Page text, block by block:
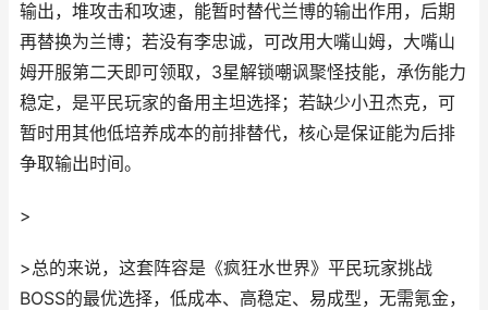
输出，堆攻击和攻速，能暂时替代兰博的输出作用，后期
再替换为兰博；若没有李忠诚，可改用大嘴山姆，大嘴山
姆开服第二天即可领取，3星解锁嘲讽聚怪技能，承伤能力
稳定，是平民玩家的备用主坦选择；若缺少小丑杰克，可
暂时用其他低培养成本的前排替代，核心是保证能为后排
争取输出时间。
>
>总的来说，这套阵容是《疯狂水世界》平民玩家挑战
BOSS的最优选择，低成本、高稳定、易成型，无需氪金，